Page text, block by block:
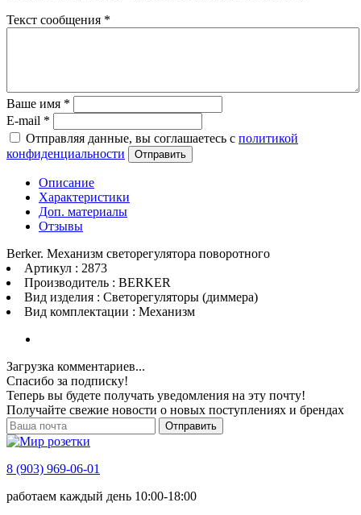
Текст сообщения *
Ваше имя *
E-mail *
Отправляя данные, вы соглашаетесь с политикой
конфиденциальности
Отправить
Описание
Характеристики
Доп. материалы
Отзывы
Berker. Механизм светорегулятора поворотного
Артикул : 2873
Производитель : BERKER
Вид изделия : Светорегуляторы (диммера)
Вид комплектации : Механизм
Загрузка комментариев...
Спасибо за подписку!
Теперь вы будете получать уведомления на эту почту!
Получайте свежие новости о новых поступлениях и брендах
Отправить
8 (903) 969-06-01
работаем каждый день 10:00-18:00